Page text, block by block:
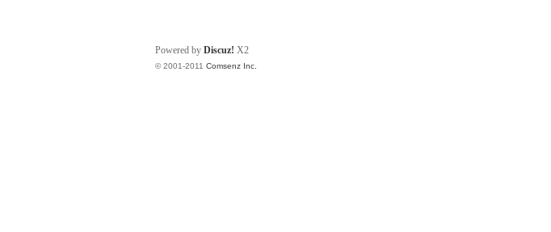
Powered by Discuz! X2
© 2001-2011 Comsenz Inc.